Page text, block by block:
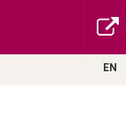
EN